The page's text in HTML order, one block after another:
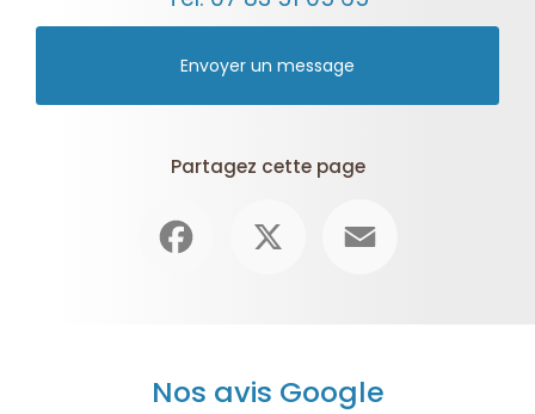
Envoyer un message
Partagez cette page
Nos avis Google